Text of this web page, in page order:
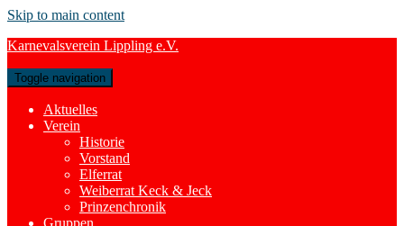
Skip to main content
Karnevalsverein Lippling e.V.
Toggle navigation
Aktuelles
Verein
Historie
Vorstand
Elferrat
Weiberrat Keck & Jeck
Prinzenchronik
Gruppen